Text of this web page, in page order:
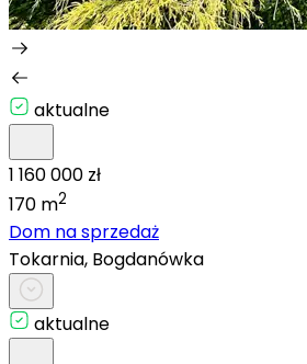
aktualne
1 160 000 zł
170 m2
Dom na sprzedaż
Tokarnia, Bogdanówka
aktualne